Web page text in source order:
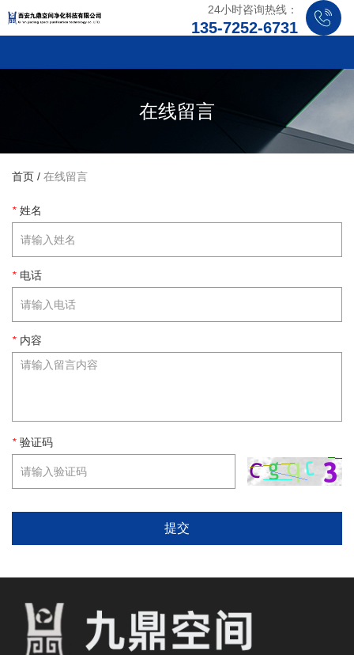
24小时咨询热线：
135-7252-6731
在线留言
首页 / 在线留言
* 姓名
* 电话
* 内容
* 验证码
提交